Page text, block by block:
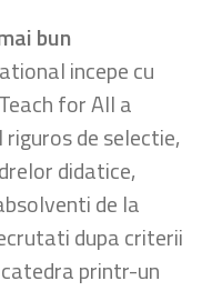
bun
incepe cu
for All a
de selectie,
didatice,
de la
dupa criterii
printr-un